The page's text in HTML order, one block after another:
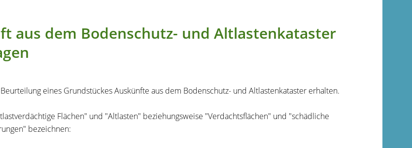
aus dem Bodenschutz- und Altlastenkataster
eines Grundstückes Auskünfte aus dem Bodenschutz- und Altlastenkataster erhalten.
Flächen" und "Altlasten" beziehungsweise "Verdachtsflächen" und "schädliche
bezeichnen: